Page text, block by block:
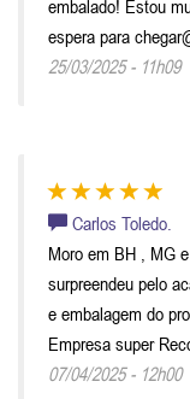
embalado! Estou
espera para
25/03/2025 - 11h09
Carlos Toledo.
Moro em BH , MG
surpreendeu pelo
e embalagem do
Empresa super
07/04/2025 - 12h00